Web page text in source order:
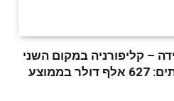
– קליפורניה במקום השני
בערכי ההון העצמי על בתים: 627 אלף דולר בממוצע